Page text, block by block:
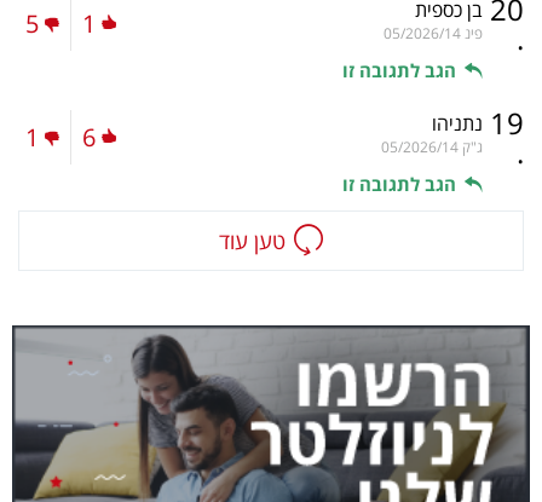
20
.
בן כספית
פינ05/2026/14
הגב לתגובה זו
1
5
19
.
נתניהו
ג"ק 05/2026/14
הגב לתגובה זו
6
1
טען עוד